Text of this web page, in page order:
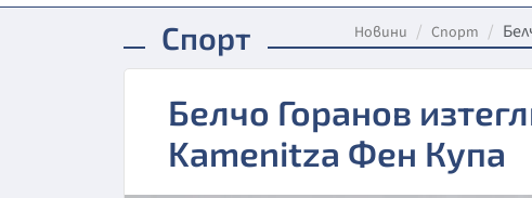
Спорт Новини Спорт
Белчо Горанов
Kamenitza Фен Купа